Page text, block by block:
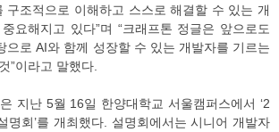
구조적으로 이해하고 스스로 해결할 수 있는 개
요해지고 있다”며 “크래프톤 정글은 앞으로도
으로 AI와 함께 성장할 수 있는 개발자를 기르는
”이라고 말했다.
지난 5월 16일 한양대학교 서울캠퍼스에서 ‘2
명회’를 개최했다. 설명회에서는 시니어 개발자